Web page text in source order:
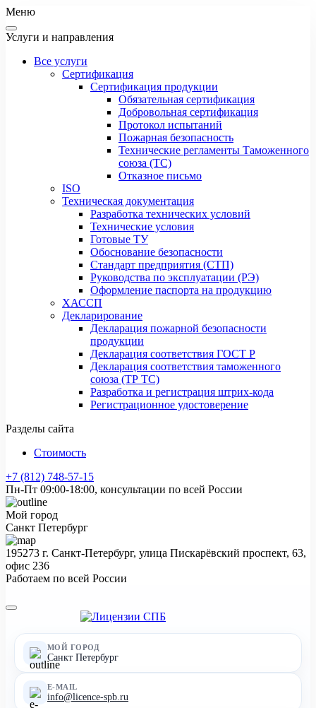
Меню
Услуги и направления
Все услуги
Сертификация
Сертификация продукции
Обязательная сертификация
Добровольная сертификация
Протокол испытаний
Пожарная безопасность
Технические регламенты Таможенного
союза (ТС)
Отказное письмо
ISO
Техническая документация
Разработка технических условий
Технические условия
Готовые ТУ
Обоснование безопасности
Стандарт предприятия (СТП)
Руководства по эксплуатации (РЭ)
Оформление паспорта на продукцию
ХАССП
Декларирование
Декларация пожарной безопасности
продукции
Декларация соответствия ГОСТ Р
Декларация соответствия таможенного
союза (ТР ТС)
Разработка и регистрация штрих-кода
Регистрационное удостоверение
Разделы сайта
Стоимость
+7 (812) 748-57-15
Пн-Пт 09:00-18:00, консультации по всей России
Мой город
Санкт Петербург
195273 г. Санкт-Петербург, улица Пискарёвский проспект, 63,
офис 236
Работаем по всей России
МОЙ ГОРОД
Санкт Петербург
E-MAIL
info@licence-spb.ru